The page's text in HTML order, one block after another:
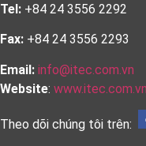
Tel: +84 24 3556 2292
Fax: +84 24 3556 2293
Email: info@itec.com.vn
Website: www.itec.com.vn
Theo dõi chúng tôi trên: